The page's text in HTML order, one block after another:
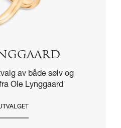
av både sølv og
Ole Lynggaard